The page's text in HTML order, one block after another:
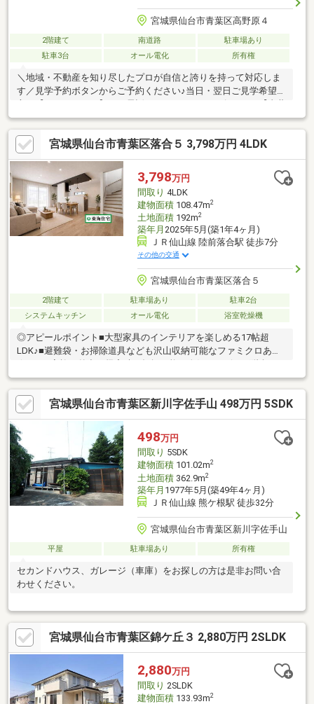
宮城県仙台市青葉区高野原４
2階建て 南道路
駐車場あり
駐車3台
オール電化 所有権
＼地域・不動産を知り尽したプロが自信と誇りを持って対応しま
す／見学予約ボタンからご予約ください♪当日・翌日ご見学希望の
区高野原4丁目】の魅力／・川前小学校 徒歩17分・大沢中学
校 徒歩8分・川前ぱれっと保育園 徒歩17分・ファミリーマー
ト仙台高野原店 徒歩5分・駐車の苦手な方に嬉しい前面約6ｍ道
路に面した住まい・駐車場3台以上※2026年4月リフォーム済/ＩＨ
クッキングヒーター・エコキュート交換・クロス、襖張替・ハウ
スクリーニング等※現況と相違する場合は現況優先とします。
宮城県仙台市青葉区落合５ 3,798万円 4LDK
3,798万円
間取り 4LDK
建物面積108.47m2
土地面積192m2
築年月 2025年5月(築1年4ヶ月)
ＪＲ仙山線 陸前落合駅 徒歩7分
その他の交通
宮城県仙台市青葉区落合５
2階建て 駐車場あり
駐車2台
システムキッチン
オール電化 浴室乾燥機
◎アピールポイント■大型家具のインテリアを楽しめる17帖超
LDK♪■避難袋・お掃除道具なども沢山収納可能なファミクロあり
お掃除もラクチンな全居室フローリング仕様〇。■夏には水遊
び・冬には雪遊びも楽しめる広いお庭 :)◎周辺環境☆＊・栗生小
学校：徒歩10分・広瀬中学校：徒歩32分・セブンイレブン落合6
丁目店:徒歩5分・みやぎ生協：徒歩14分◎お問い合わせについて
☆＊・当日のご予約も承っております！お気軽にお電話下さ
い！・来社はもちろん、メールでのご相談、資料請求も大歓迎で
す☆
宮城県仙台市青葉区新川字佐手山 498万円 5SDK
498万円
間取り 5SDK
建物面積101.02m2
土地面積362.9m2
築年月 1977年5月(築49年4ヶ月)
ＪＲ仙山線 熊ケ根駅 徒歩32分
宮城県仙台市青葉区新川字佐手山
平屋 駐車場あり 所有権
セカンドハウス、ガレージ（車庫）をお探しの方は是非お問い合
わせください。
宮城県仙台市青葉区錦ケ丘３ 2,880万円 2SLDK
2,880万円
間取り 2SLDK
建物面積133.93m2